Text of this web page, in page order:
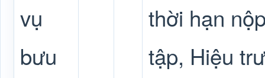
vụ
bưu
thời hạn
tập, Hiệu